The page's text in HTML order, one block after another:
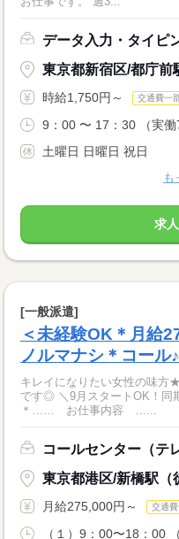
データ入力・タイピ
東京都新宿区/都庁前
時給1,750円～ 交通費一
9：00 〜 17：30 （実働
土曜日 日曜日 祝日
も
求
[一般派遣]
＜未経験OK＊月給
ノルマナシ＊コール♪
キレイになりたい女性の味方
です◎ ＼9月スタートOK！同期がいて安心の2名募集／ ……
＊…… お仕事内容 …...
コールセンター（テ
東京都港区/新橋駅（
月給275,000円～ 交通
（１）9：00〜18：00